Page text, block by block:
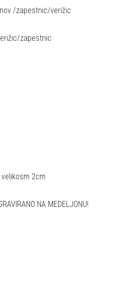
/zapestnic/verižic
zapestnic
2cm
NA MEDELJONU!